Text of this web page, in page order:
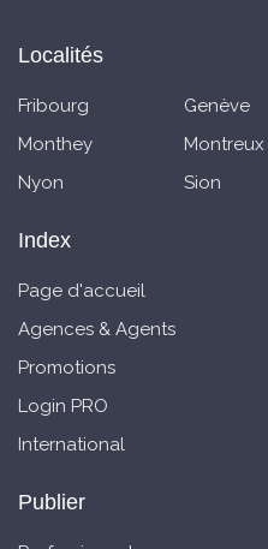
Localités
Fribourg Genève
Monthey
Montreux
Nyon
Sion
Index
Page d'accueil
Agences & Agents
Promotions
Login PRO
International
Publier